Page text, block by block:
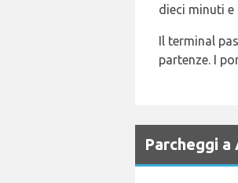
dieci minuti
Il terminal
partenze. I
Parcheggi